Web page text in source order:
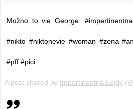
Možno to vie George.
#nikto #niktonevie #woman #zena
#pff #pici
A post shared by Impertinentná Lejdy